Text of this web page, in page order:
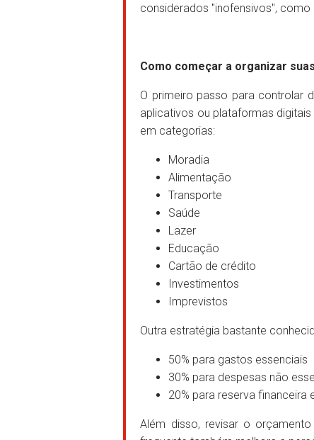
considerados "inofensivos",
Como começar a organizar
O primeiro passo para controlar
aplicativos ou plataformas
em categorias:
Moradia
Alimentação
Transporte
Saúde
Lazer
Educação
Cartão de crédito
Investimentos
Imprevistos
Outra estratégia bastante
50% para gastos essenciais
30% para despesas não
20% para reserva
Além disso, revisar o